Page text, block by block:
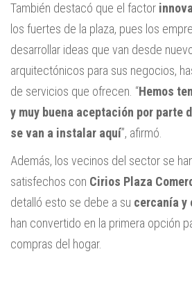
También destacó que el factor
los fuertes de la plaza, pues los
desarrollar ideas que van desde
arquitectónicos para sus negocios,
de servicios que ofrecen. “Hemos
y muy buena aceptación por parte
se van a instalar aquí”, afirmó.
Además, los vecinos del sector se
satisfechos con Cirios Plaza
detalló esto se debe a su cercanía y
han convertido en la primera opción
compras del hogar.